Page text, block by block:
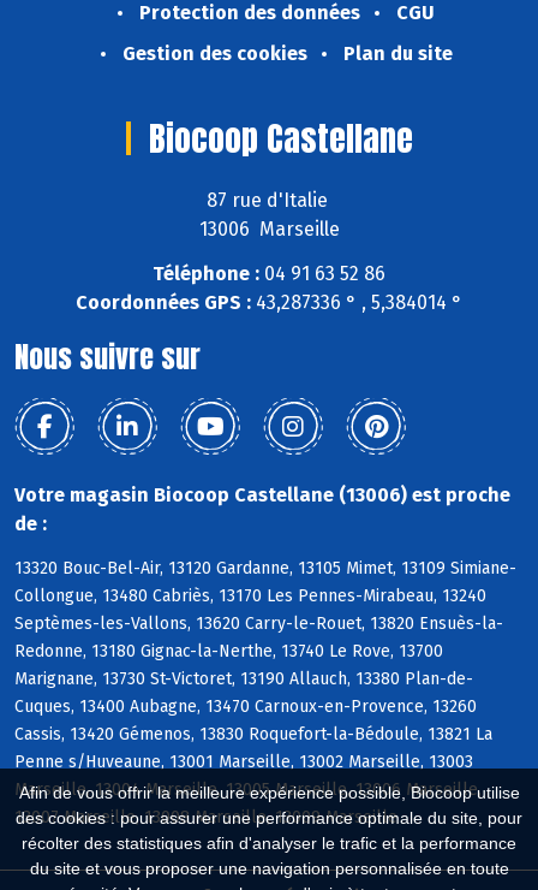
Afin de vous offrir la meilleure expérience possible, Biocoop utilise
des cookies : pour assurer une performance optimale du site, pour
récolter des statistiques afin d'analyser le trafic et la performance
du site et vous proposer une navigation personnalisée en toute
Protection des données
CGU
Gestion des cookies
Plan du site
Biocoop Castellane
87 rue d'Italie
13006 Marseille
Téléphone : 04 91 63 52 86
Coordonnées GPS : 43,287336 ° , 5,384014 °
Nous suivre sur
Votre magasin Biocoop Castellane (13006) est proche
de :
13320 Bouc-Bel-Air, 13120 Gardanne, 13105 Mimet, 13109 Simiane-
Collongue, 13480 Cabriès, 13170 Les Pennes-Mirabeau, 13240
Septèmes-les-Vallons, 13620 Carry-le-Rouet, 13820 Ensuès-la-
Redonne, 13180 Gignac-la-Nerthe, 13740 Le Rove, 13700
Marignane, 13730 St-Victoret, 13190 Allauch, 13380 Plan-de-
Cuques, 13400 Aubagne, 13470 Carnoux-en-Provence, 13260
Cassis, 13420 Gémenos, 13830 Roquefort-la-Bédoule, 13821 La
Penne s/Huveaune, 13001 Marseille, 13002 Marseille, 13003
Marseille, 13004 Marseille, 13005 Marseille, 13006 Marseille,
13007 Marseille, 13008 Marseille, 13009 Marseille